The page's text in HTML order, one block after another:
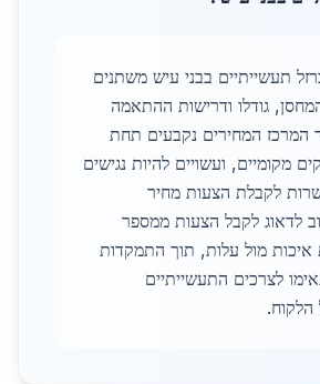
תעשייתיים בבני עיש משתנים
גודלו ודרישות ההתאמה
המרכז המחירים נקבעים תחת
מקומיים, ועשויים להיות נגישים
לקבלת הצעות מחיר
לדאוג לקבל הצעות ממספר
איכות מול עלות, תוך התמקדות
לצרכים התעשייתיים
הלקוח.